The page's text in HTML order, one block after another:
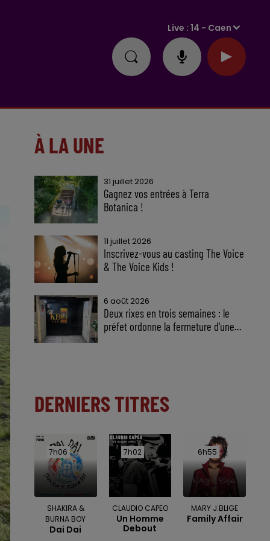
Live :14 - Caen
À LA UNE
31 juillet 2026
Gagnez vos entrées à Terra
Botanica !
11 juillet 2026
Inscrivez-vous au casting The Voice
& The Voice Kids !
6 août 2026
Deux rixes en trois semaines : le
préfet ordonne la fermeture d'une...
DERNIERS TITRES
7h06
7h06
SHAKIRA &
BURNA BOY
Dai Dai
7h02
7h02
CLAUDIO CAPEO
Un Homme
Debout
6h55
6h55
MARY J.BLIGE
Family Affair